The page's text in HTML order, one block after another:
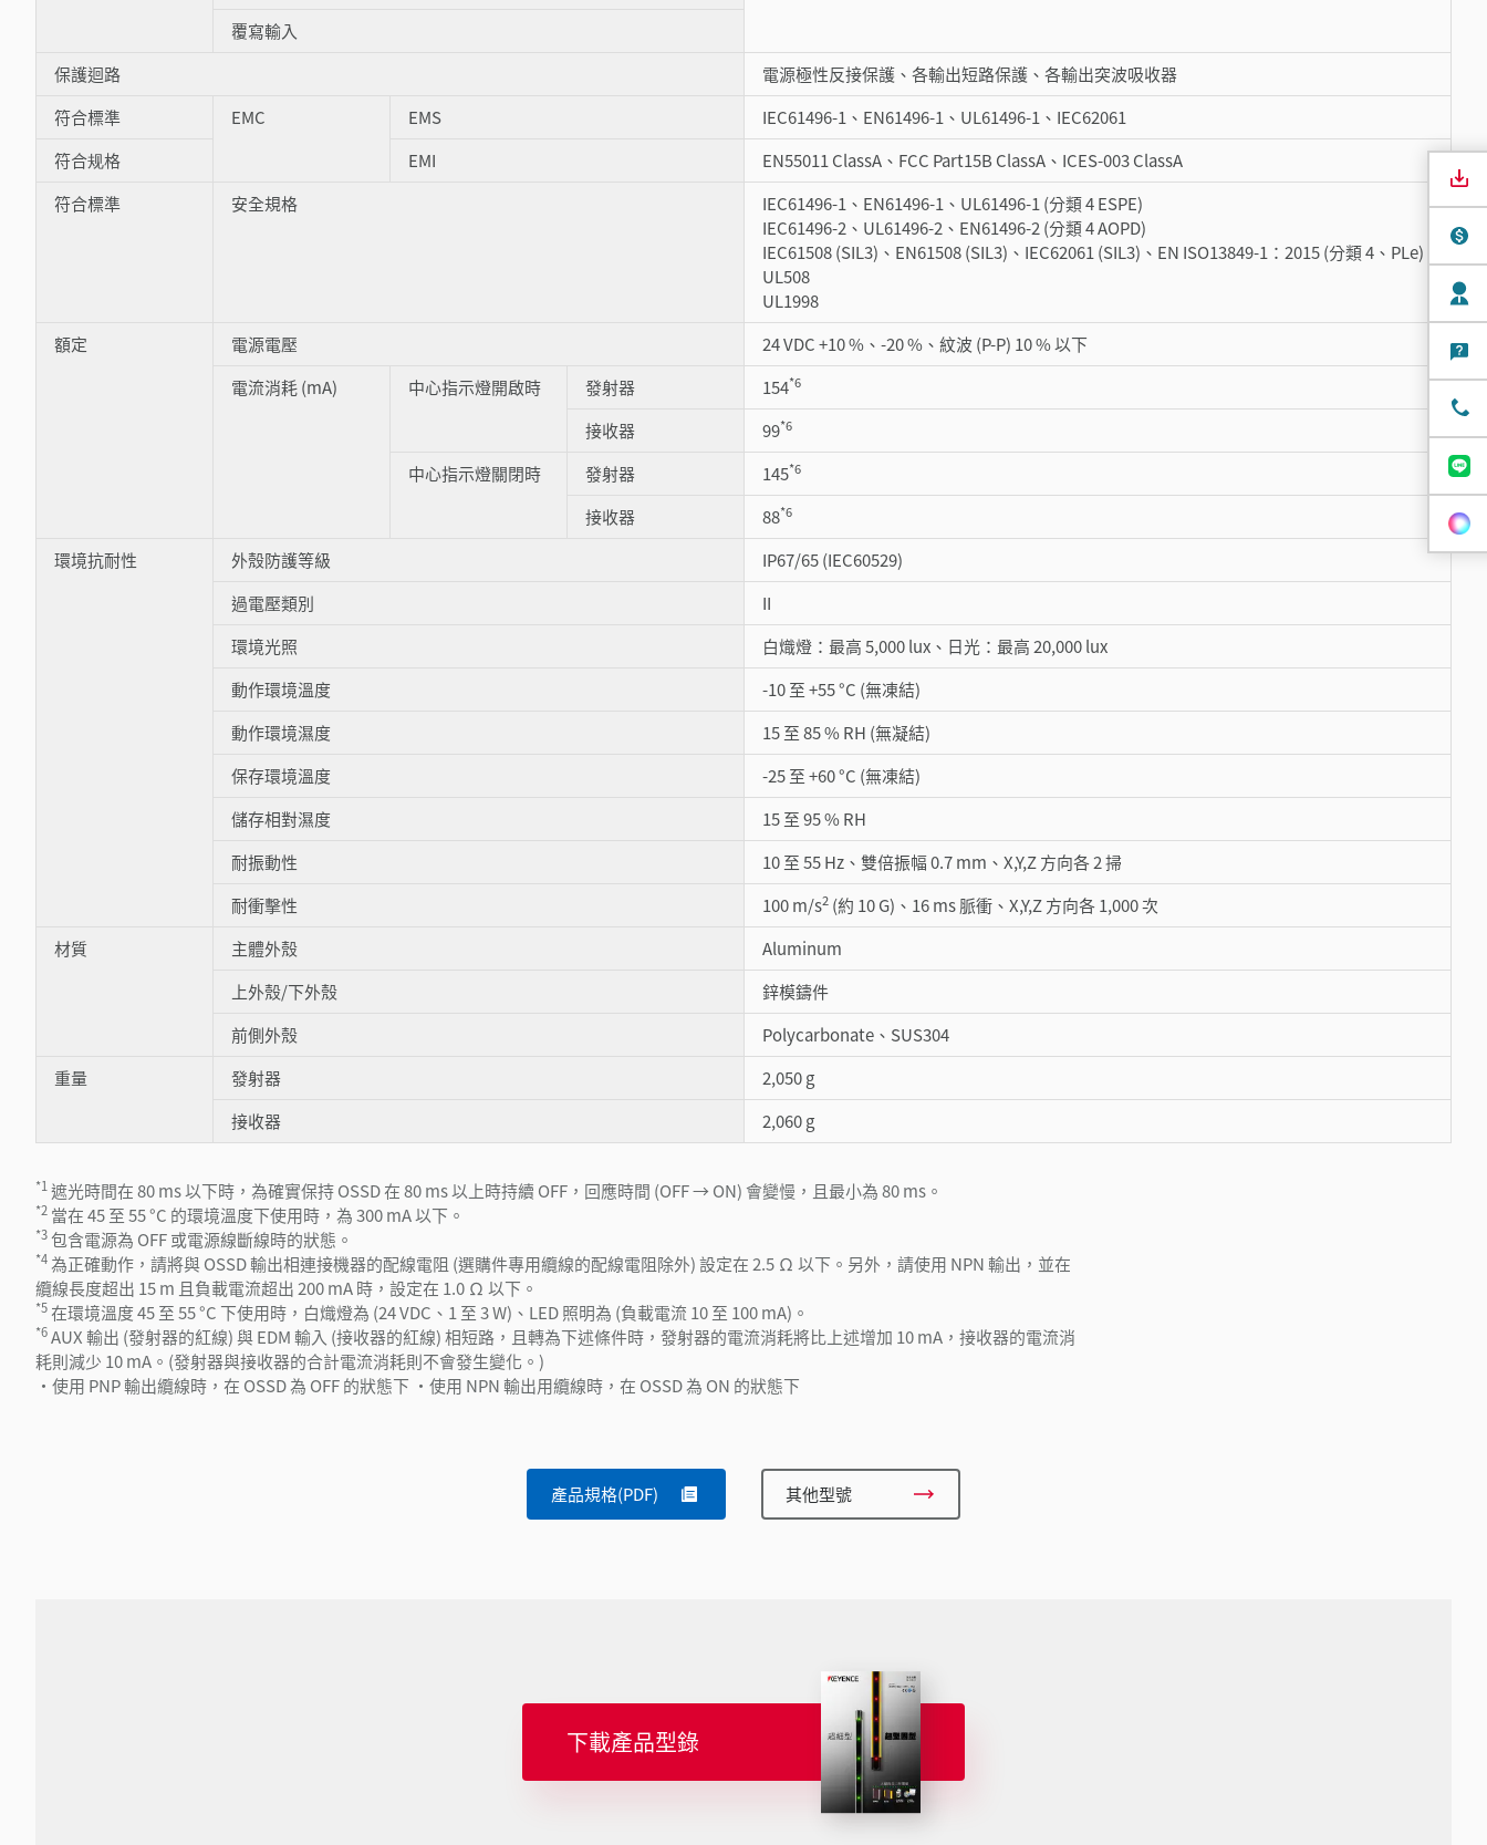
覆寫輸入
保護迴路
電源極性反接保護、各輸出短路保護、各輸出突波吸收器
符合標準
EMC EMS
IEC61496-1、EN61496-1、UL61496-1、IEC62061
符合规格
EMI
EN55011 ClassA、FCC Part15B ClassA、ICES-003 ClassA
符合標準
安全規格
IEC61496-1、EN61496-1、UL61496-1 (分類 4 ESPE)
IEC61496-2、UL61496-2、EN61496-2 (分類 4 AOPD)
IEC61508 (SIL3)、EN61508 (SIL3)、IEC62061 (SIL3)、EN ISO13849-1：2015 (分類 4、PLe)
UL508
UL1998
額定
電源電壓
24 VDC +10 %、-20 %、紋波 (P-P) 10 % 以下
電流消耗 (mA)
中心指示燈開啟時 發射器 154*6
接收器 99*6
中心指示燈關閉時 發射器 145*6
接收器 88*6
環境抗耐性 外殼防護等級
IP67/65 (IEC60529)
過電壓類別
II
環境光照
白熾燈：最高 5,000 lux、日光：最高 20,000 lux
動作環境溫度
-10 至 +55 °C (無凍結)
動作環境濕度
15 至 85 % RH (無凝結)
保存環境溫度
-25 至 +60 °C (無凍結)
儲存相對濕度
15 至 95 % RH
耐振動性
10 至 55 Hz、雙倍振幅 0.7 mm、X,Y,Z 方向各 2 掃
耐衝擊性
100 m/s2 (約 10 G)、16 ms 脈衝、X,Y,Z 方向各 1,000 次
材質
主體外殼
Aluminum
上外殼/下外殼
鋅模鑄件
前側外殼
Polycarbonate、SUS304
重量
發射器
2,050 g
接收器
2,060 g
*1 遮光時間在 80 ms 以下時，為確實保持 OSSD 在 80 ms 以上時持續 OFF，回應時間 (OFF → ON) 會變慢，且最小為 80 ms。
*2 當在 45 至 55 °C 的環境溫度下使用時，為 300 mA 以下。
*3包含電源為 OFF 或電源線斷線時的狀態。
*4 為正確動作，請將與 OSSD 輸出相連接機器的配線電阻 (選購件專用纜線的配線電阻除外) 設定在 2.5 Ω 以下。另外，請使用 NPN 輸出，並在
纜線長度超出 15 m 且負載電流超出 200 mA 時，設定在 1.0 Ω 以下。
*5在環境溫度 45 至 55 °C 下使用時，白熾燈為 (24 VDC、1 至 3 W)、LED 照明為 (負載電流 10 至 100 mA)。
*6AUX 輸出 (發射器的紅線) 與 EDM 輸入 (接收器的紅線) 相短路，且轉為下述條件時，發射器的電流消耗將比上述增加 10 mA，接收器的電流消
耗則減少 10 mA。(發射器與接收器的合計電流消耗則不會發生變化。)
・使用 PNP 輸出纜線時，在 OSSD 為 OFF 的狀態下 ・使用 NPN 輸出用纜線時，在 OSSD 為 ON 的狀態下
產品規格(PDF) 其他型號
下載產品型錄